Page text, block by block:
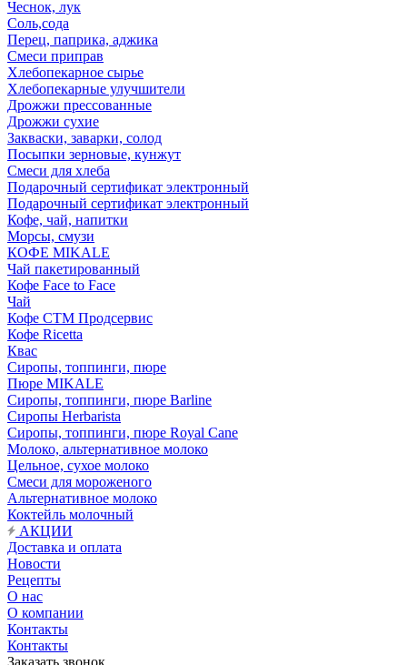
Чеснок, лук
Соль,сода
Перец, паприка, аджика
Смеси приправ
Хлебопекарное сырье
Хлебопекарные улучшители
Дрожжи прессованные
Дрожжи сухие
Закваски, заварки, солод
Посыпки зерновые, кунжут
Смеси для хлеба
Подарочный сертификат электронный
Подарочный сертификат электронный
Кофе, чай, напитки
Морсы, смузи
КОФЕ MIKALE
Чай пакетированный
Кофе Face to Face
Чай
Кофе СТМ Продсервис
Кофе Ricetta
Квас
Сиропы, топпинги, пюре
Пюре MIKALE
Сиропы, топпинги, пюре Barline
Сиропы Herbarista
Сиропы, топпинги, пюре Royal Cane
Молоко, альтернативное молоко
Цельное, сухое молоко
Смеси для мороженого
Альтернативное молоко
Коктейль молочный
АКЦИИ
Доставка и оплата
Новости
Рецепты
О нас
О компании
Контакты
Контакты
Заказать звонок